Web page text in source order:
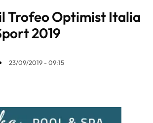
Trofeo Optimist Italia
2019
23/09/2019 - 09:15